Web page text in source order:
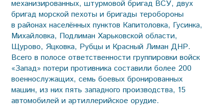
механизированных, штурмовой бригад ВСУ, двух
бригад морской пехоты и бригады тер­обороны
в районах населённых пунктов Капитоловка, Гусинка,
Михайловка, Подлиман Харьковской области,
Щурово, Яцковка, Рубцы и Красный Лиман ДНР.
Всего в полосе ответственности группировки войск
«Запад» потери противника составили более 200
военнослужащих, семь боевых бронированных
машин, из них пять западного производства, 15
автомобилей и артиллерийское орудие.